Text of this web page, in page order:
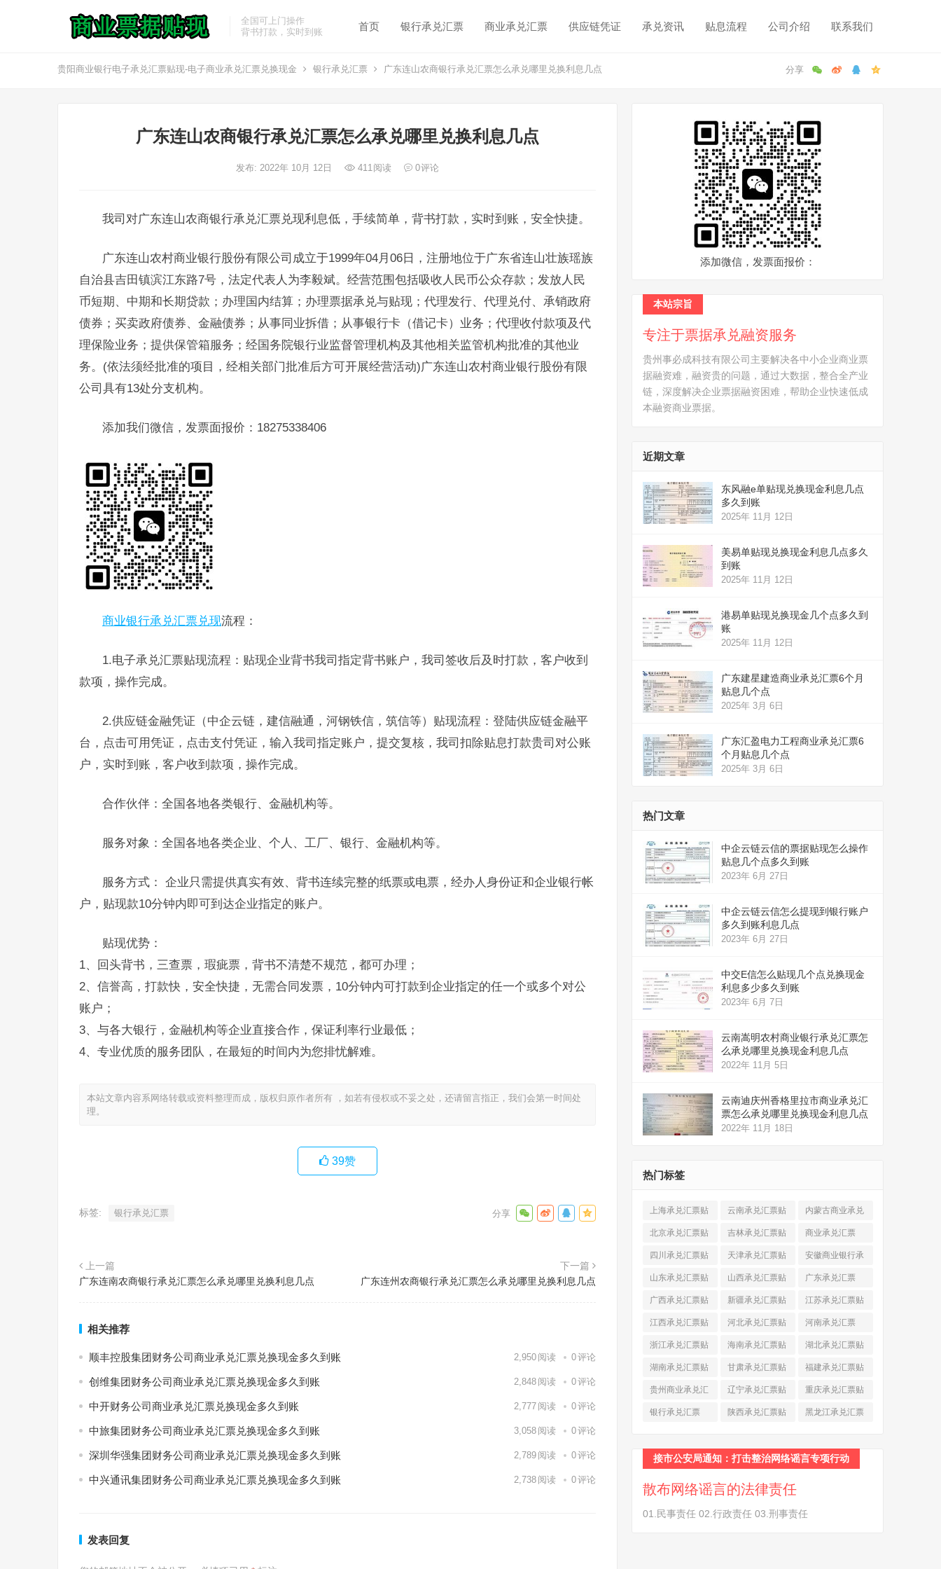
全国可上门操作
背书打款，实时到账
首页 银行承兑汇票 商业承兑汇票 供应链凭证 承兑资讯 贴息流程 公司介绍 联系我们
贵阳商业银行电子承兑汇票贴现-电子商业承兑汇票兑换现金 银行承兑汇票 广东连山农商银行承兑汇票怎么承兑哪里兑换利息几点
广东连山农商银行承兑汇票怎么承兑哪里兑换利息几点
发布: 2022年 10月 12日 411阅读 0评论
我司对广东连山农商银行承兑汇票兑现利息低，手续简单，背书打款，实时到账，安全快捷。
广东连山农村商业银行股份有限公司成立于1999年04月06日，注册地位于广东省连山壮族瑶族
自治县吉田镇滨江东路7号，法定代表人为李毅斌。经营范围包括吸收人民币公众存款；发放人民
币短期、中期和长期贷款；办理国内结算；办理票据承兑与贴现；代理发行、代理兑付、承销政府
债券；买卖政府债券、金融债券；从事同业拆借；从事银行卡（借记卡）业务；代理收付款项及代
理保险业务；提供保管箱服务；经国务院银行业监督管理机构及其他相关监管机构批准的其他业
务。(依法须经批准的项目，经相关部门批准后方可开展经营活动)广东连山农村商业银行股份有限
公司具有13处分支机构。
添加我们微信，发票面报价：18275338406
商业银行承兑汇票兑现流程：
1.电子承兑汇票贴现流程：贴现企业背书我司指定背书账户，我司签收后及时打款，客户收到
款项，操作完成。
2.供应链金融凭证（中企云链，建信融通，河钢铁信，筑信等）贴现流程：登陆供应链金融平
台，点击可用凭证，点击支付凭证，输入我司指定账户，提交复核，我司扣除贴息打款贵司对公账
户，实时到账，客户收到款项，操作完成。
合作伙伴：全国各地各类银行、金融机构等。
服务对象：全国各地各类企业、个人、工厂、银行、金融机构等。
服务方式： 企业只需提供真实有效、背书连续完整的纸票或电票，经办人身份证和企业银行帐
户，贴现款10分钟内即可到达企业指定的账户。
贴现优势：
1、回头背书，三查票，瑕疵票，背书不清楚不规范，都可办理；
2、信誉高，打款快，安全快捷，无需合同发票，10分钟内可打款到企业指定的任一个或多个对公
账户；
3、与各大银行，金融机构等企业直接合作，保证利率行业最低；
4、专业优质的服务团队，在最短的时间内为您排忧解难。
本站文章内容系网络转载或资料整理而成，版权归原作者所有 ，如若有侵权或不妥之处，还请留言指正，我们会第一时间处
理。
39赞
标签: 银行承兑汇票
上一篇
广东连南农商银行承兑汇票怎么承兑哪里兑换利息几点
下一篇
广东连州农商银行承兑汇票怎么承兑哪里兑换利息几点
相关推荐
顺丰控股集团财务公司商业承兑汇票兑换现金多久到账 2,950 阅读 0评论
创维集团财务公司商业承兑汇票兑换现金多久到账 2,848 阅读 0评论
中开财务公司商业承兑汇票兑换现金多久到账 2,777 阅读 0评论
中旅集团财务公司商业承兑汇票兑换现金多久到账 3,058 阅读 0评论
深圳华强集团财务公司商业承兑汇票兑换现金多久到账 2,789 阅读 0评论
中兴通讯集团财务公司商业承兑汇票兑换现金多久到账 2,738 阅读 0评论
发表回复
添加微信，发票面报价：
本站宗旨
专注于票据承兑融资服务
贵州事必成科技有限公司主要解决各中小企业商业票
据融资难，融资贵的问题，通过大数据，整合全产业
链，深度解决企业票据融资困难，帮助企业快速低成
本融资商业票据。
近期文章
东风融e单贴现兑换现金利息几点
多久到账
2025年 11月 12日
美易单贴现兑换现金利息几点多久
到账
2025年 11月 12日
港易单贴现兑换现金几个点多久到
账
2025年 11月 12日
广东建星建造商业承兑汇票6个月
贴息几个点
2025年 3月 6日
广东汇盈电力工程商业承兑汇票6
个月贴息几个点
2025年 3月 6日
热门文章
中企云链云信的票据贴现怎么操作
贴息几个点多久到账
2023年 6月 27日
中企云链云信怎么提现到银行账户
多久到账利息几点
2023年 6月 27日
中交E信怎么贴现几个点兑换现金
利息多少多久到账
2023年 6月 7日
云南嵩明农村商业银行承兑汇票怎
么承兑哪里兑换现金利息几点
2022年 11月 5日
云南迪庆州香格里拉市商业承兑汇
票怎么承兑哪里兑换现金利息几点
2022年 11月 18日
热门标签
上海承兑汇票贴
现(520)
云南承兑汇票贴
现(324)
内蒙古商业承兑
汇票(316)
北京承兑汇票贴
现 (912)
吉林承兑汇票贴
现(123)
商业承兑汇票
(225)
四川承兑汇票贴
现(790)
天津承兑汇票贴
现(242)
安徽商业银行承
兑汇票 (565)
山东承兑汇票贴
现(874)
山西承兑汇票贴
现(463)
广东承兑汇票
(979)
广西承兑汇票贴
现(278)
新疆承兑汇票贴
现(264)
江苏承兑汇票贴
现(774)
江西承兑汇票贴
现(366)
河北承兑汇票贴
现(374)
河南承兑汇票
(518)
浙江承兑汇票贴
现(691)
海南承兑汇票贴
现(145)
湖北承兑汇票贴
现(587)
湖南承兑汇票贴
现(453)
甘肃承兑汇票贴
现(194)
福建承兑汇票贴
现(945)
贵州商业承兑汇
票(284)
辽宁承兑汇票贴
现(344)
重庆承兑汇票贴
现(232)
银行承兑汇票
陕西承兑汇票贴
黑龙江承兑汇票
接市公安局通知：打击整治网络谣言专项行动
散布网络谣言的法律责任
01.民事责任 02.行政责任 03.刑事责任